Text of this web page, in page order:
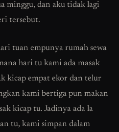
minggu, dan aku tidak lagi
tersebut.
tuan empunya rumah sewa
hari tu kami ada masak
kicap empat ekor dan telur
kami bertiga pun makan
kicap tu. Jadinya ada la
tu, kami simpan dalam